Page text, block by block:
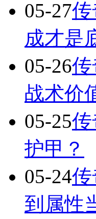
05-27传
成才是
05-26
战术价
05-25
护甲？
05-24
到属性